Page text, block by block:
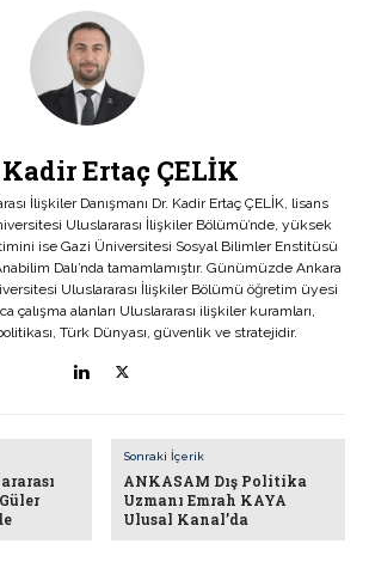
Kadir Ertaç ÇELİK
İlişkiler Danışmanı Dr. Kadir Ertaç ÇELİK, lisans
Uluslararası İlişkiler Bölümü’nde, yüksek
ise Gazi Üniversitesi Sosyal Bilimler Enstitüsü
Dalı’nda tamamlamıştır. Günümüzde Ankara
Uluslararası İlişkiler Bölümü öğretim üyesi
çalışma alanları Uluslararası ilişkiler kuramları,
Türk Dünyası, güvenlik ve stratejidir.
Sonraki İçerik
ANKASAM Dış Politika
Uzmanı Emrah KAYA
Ulusal Kanal’da